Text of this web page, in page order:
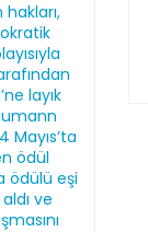
layık
Mayıs’ta
ödül
ödülü eşi
ve